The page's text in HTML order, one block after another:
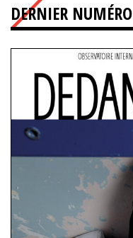
DERNIER NUMÉRO